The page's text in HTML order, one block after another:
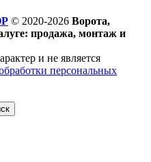
© 2020-2026 Ворота,
продажа, монтаж и
и не является
персональных